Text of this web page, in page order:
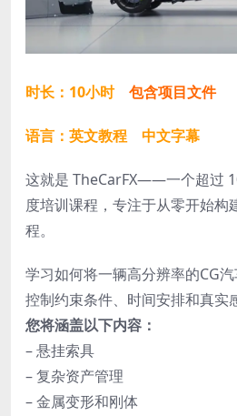
时长：10小时 包含项目文件
语言：英文教程 中文字幕
这就是 TheCarFX——一个超过
度培训课程，专注于从零开始构
程。
学习如何将一辆高分辨率的CG
控制约束条件、时间安排和真实
您将涵盖以下内容：
– 悬挂索具
– 复杂资产管理
– 金属变形和刚体